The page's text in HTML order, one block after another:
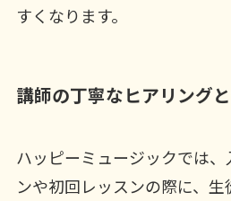
すくなります。
講師の丁寧なヒアリング
ハッピーミュージックでは
ンや初回レッスンの際に、